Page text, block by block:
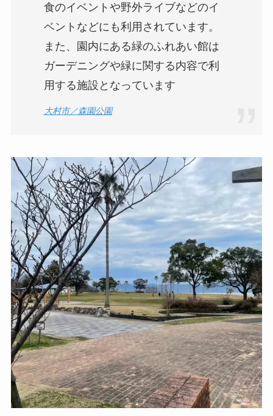
食のイベントや野外ライブなどのイ
ベントなどにも利用されています。
また、園内にある緑のふれあい館は
ガーデニングや緑に関する内容で利
用する施設となっています
大村市／森園公園